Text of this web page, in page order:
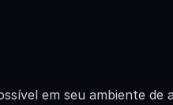
em seu ambiente